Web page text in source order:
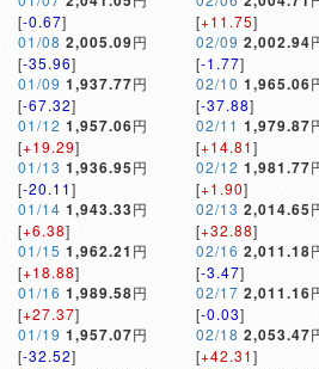
[-0.67]
01/08 2,005.09円
[-35.96]
01/09 1,937.77円
[-67.32]
01/12 1,957.06円
[+19.29]
01/13 1,936.95円
[-20.11]
01/14 1,943.33円
[+6.38]
01/15 1,962.21 円
[+18.88]
01/16 1,989.58円
[+27.37]
01/19 1,957.07円
[-32.52]
[+11.75]
02/09 2,002.94
[-1.77]
02/10 1,965.06
[-37.88]
02/11 1,979.87
[+14.81]
02/12 1,981.77
[+1.90]
02/13 2,014.65
[+32.88]
02/16 2,011.18
[-3.47]
02/17 2,011.16
[-0.03]
02/18 2,053.47
[+42.31]